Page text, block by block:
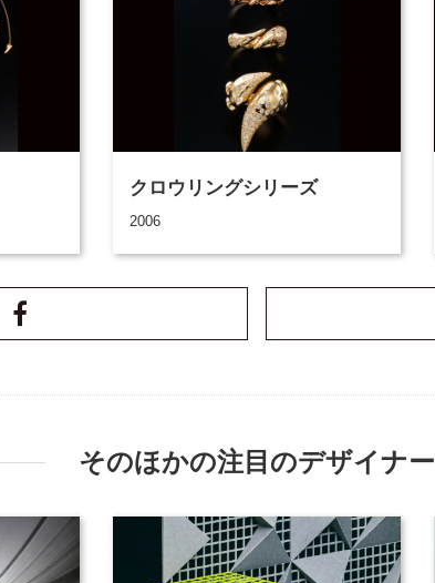
クロウリングシリーズ
2006
そのほかの注目のデザイナー